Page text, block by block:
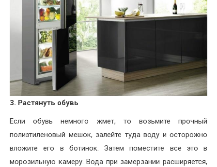
3. Растянуть обувь
Если обувь немного жмет, то возьмите прочный
полиэтиленовый мешок, залейте туда воду и осторожно
вложите его в ботинок. Затем поместите все это в
морозильную камеру. Вода при замерзании расширяется,